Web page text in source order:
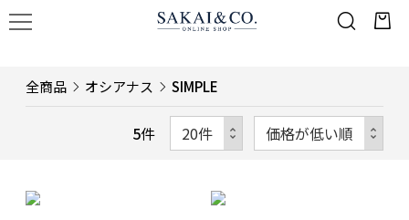
全商品 オシアナス SIMPLE
5件